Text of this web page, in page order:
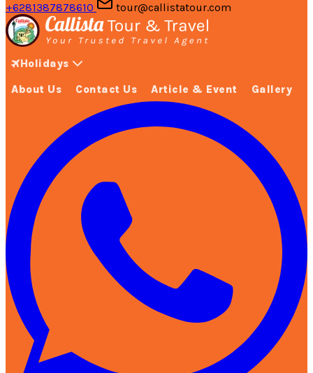
+6281387878610 tour@callistatour.com
Holidays
About Us Contact Us Article & Event Gallery